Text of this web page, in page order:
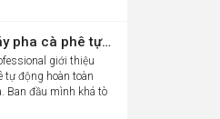
Review Saeco Aurora: Dòng máy pha cà phê tự động văn phòng mới của Saeco có gì đáng chú ý?
giới thiệu
tự động hoàn toàn
Ban đầu mình khá tò